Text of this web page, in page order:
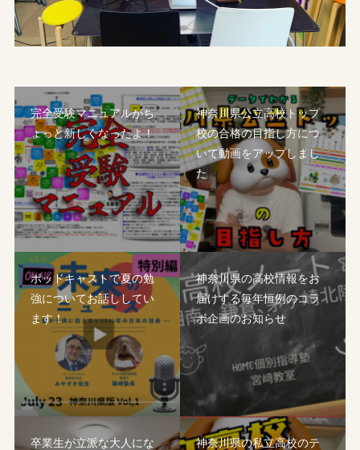
完全受験マニュアルがち
ょっと新しくなったよ！
神奈川県公立高校トップ
校の合格の目指し方につ
いて動画をアップしまし
た
ポッドキャストで夏の勉
強についてお話ししてい
ます！
神奈川県の高校情報をお
届けする毎年恒例のコラ
ボ企画のお知らせ
卒業生が立派な大人にな
神奈川県の私立高校のテ